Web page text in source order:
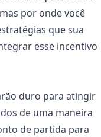
por onde você
que sua
esse incentivo
duro para atingir
​​de uma maneira
de partida para